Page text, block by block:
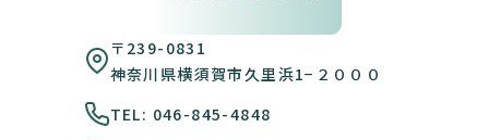
〒239-0831
神奈川県横須賀市久里浜1−２０００
TEL: 046-845-4848